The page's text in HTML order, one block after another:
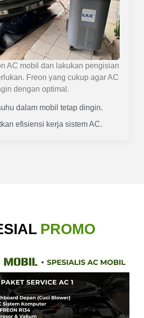
AC mobil dan lakukan pengisian
Freon yang cukup agar AC
dengan optimal.
dalam mobil tetap dingin.
efisiensi kerja sistem AC.
PROMO